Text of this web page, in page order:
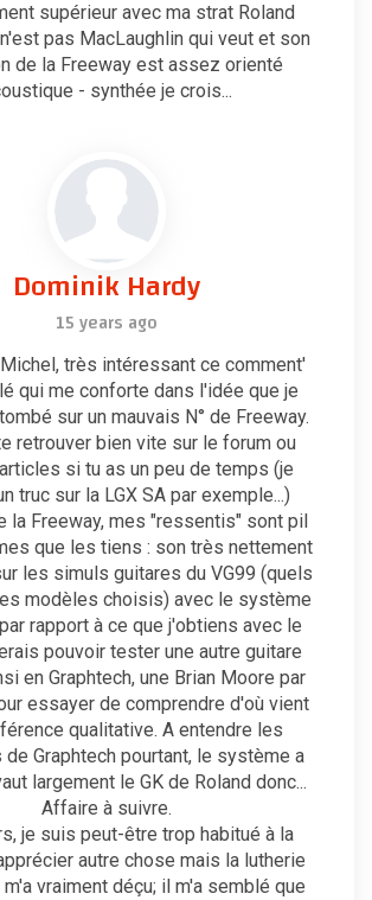
supérieur avec ma strat Roland
pas MacLaughlin qui veut et son
de la Freeway est assez orienté
- synthée je crois...
Dominik Hardy
15 years ago
très intéressant ce comment'
qui me conforte dans l'idée que je
sur un mauvais N° de Freeway.
retrouver bien vite sur le forum ou
si tu as un peu de temps (je
truc sur la LGX SA par exemple...)
la Freeway, mes "ressentis" sont pil
que les tiens : son très nettement
les simuls guitares du VG99 (quels
modèles choisis) avec le système
rapport à ce que j'obtiens avec le
pouvoir tester une autre guitare
en Graphtech, une Brian Moore par
essayer de comprendre d'où vient
qualitative. A entendre les
Graphtech pourtant, le système a
largement le GK de Roland donc...
Affaire à suivre.
je suis peut-être trop habitué à la
autre chose mais la lutherie
vraiment déçu; il m'a semblé que